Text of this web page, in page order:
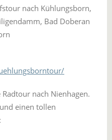
nach Kühlungsborn,
Bad Doberan
nach Nienhagen.
einen tollen